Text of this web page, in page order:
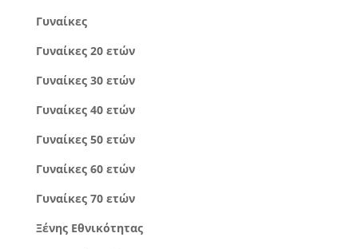
Γυναίκες
Γυναίκες 20 ετών
Γυναίκες 30 ετών
Γυναίκες 40 ετών
Γυναίκες 50 ετών
Γυναίκες 60 ετών
Γυναίκες 70 ετών
Ξένης Εθνικότητας